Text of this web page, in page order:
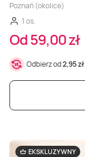
Poznań (okolice)
1 os.
Od 59,00 zł
Odbierz od2,95 zł
EKSKLUZYWNY